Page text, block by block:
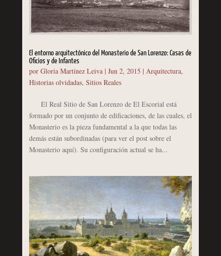
El entorno arquitectónico del Monasterio de San Lorenzo: Casas de
Oficios y de Infantes
por Gloria Martínez Leiva| Jun 2, 2015 | Arquitectura,
Historias olvidadas, Sitios Reales
El Real Sitio de San Lorenzo de El Escorial está
formado por un conjunto de edificaciones, de las cuales, el
Monasterio es la pieza fundamental a la que todas las
demás están subordinadas (para ver el post sobre el
Monasterio aquí). Su configuración actual se ha...